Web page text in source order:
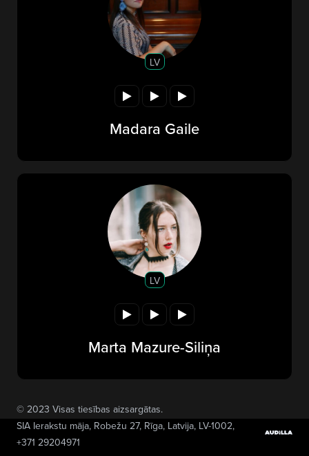
LV
Madara Gaile
LV
Marta Mazure-Siliņa
© 2023 Visas tiesības aizsargātas.
SIA Ierakstu māja, Robežu 27, Rīga, Latvija, LV-1002,
+371 29204971